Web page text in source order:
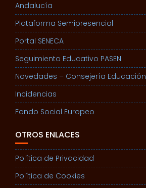
Andalucía
Plataforma Semipresencial
Portal SENECA
Seguimiento Educativo PASEN
Novedades – Consejería Educación
Incidencias
Fondo Social Europeo
OTROS ENLACES
Política de Privacidad
Política de Cookies